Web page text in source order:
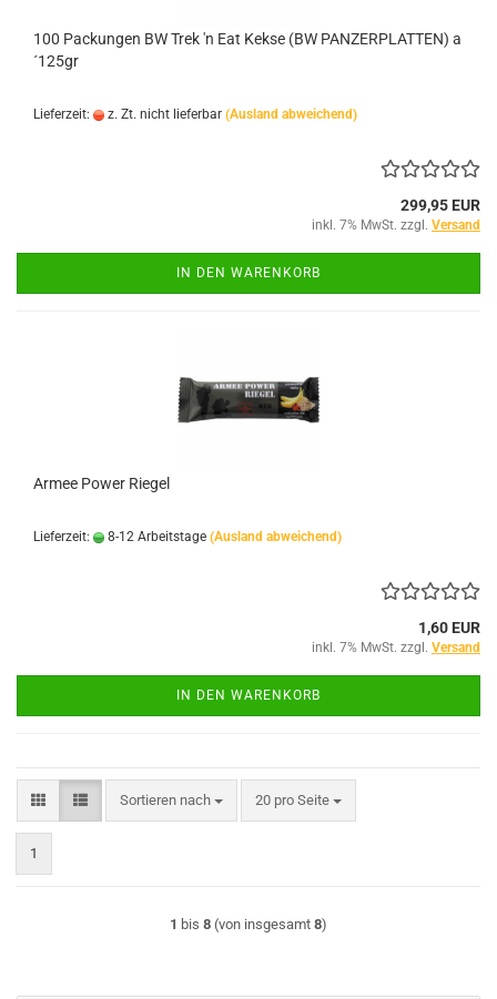
100 Packungen BW Trek 'n Eat Kekse (BW PANZERPLATTEN) a
´125gr
Lieferzeit: z. Zt. nicht lieferbar (Ausland abweichend)
299,95 EUR
inkl. 7% MwSt. zzgl. Versand
IN DEN WARENKORB
Armee Power Riegel
Lieferzeit: 8-12 Arbeitstage (Ausland abweichend)
1,60 EUR
inkl. 7% MwSt. zzgl. Versand
IN DEN WARENKORB
Sortieren nach
Sortieren nach 20 pro Seite
pro Seite
1
1 bis 8 (von insgesamt 8)